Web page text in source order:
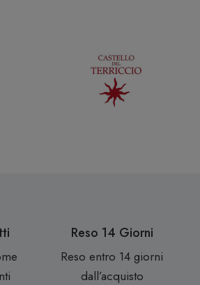
Reso 14 Giorni
Reso entro 14 giorni
dall’acquisto